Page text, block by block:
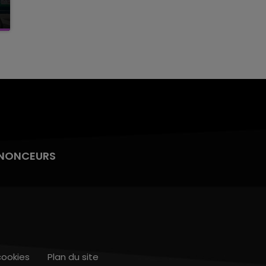
Plan du site